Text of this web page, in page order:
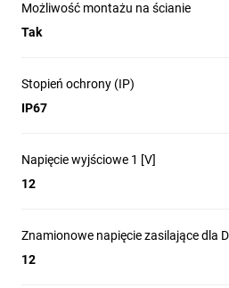
Możliwość montażu na ścianie
Tak
Stopień ochrony (IP)
IP67
Napięcie wyjściowe 1 [V]
12
Znamionowe napięcie zasilające dla
12